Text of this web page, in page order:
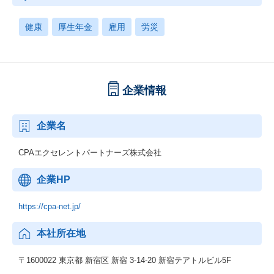
健康 厚生年金 雇用 労災
企業情報
企業名
CPAエクセレントパートナーズ株式会社
企業HP
https://cpa-net.jp/
本社所在地
〒1600022 東京都 新宿区 新宿 3-14-20 新宿テアトルビル5F